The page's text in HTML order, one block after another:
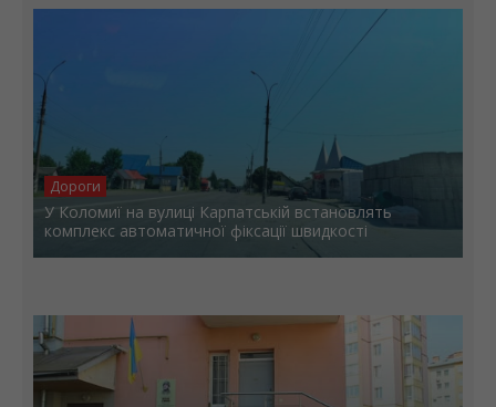
Дороги
У Коломиї на вулиці Карпатській встановлять
комплекс автоматичної фіксації швидкості